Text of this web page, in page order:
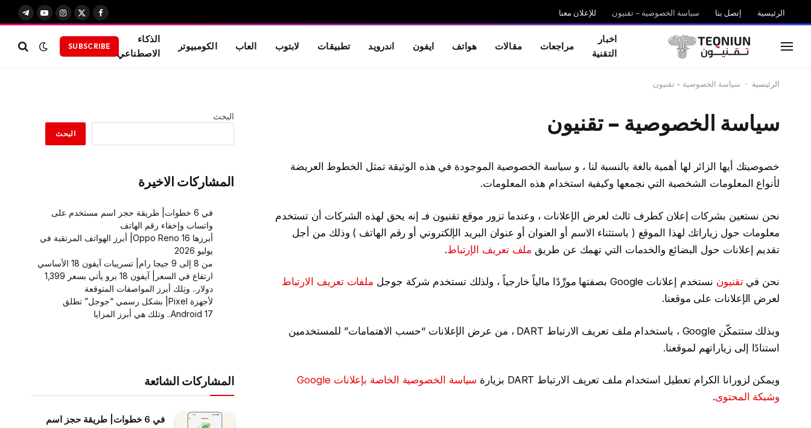
الرئيسية إتصل بنا سياسة الخصوصية – تقنيون للإعلان معنا
فيسبوك
X
الانستغرام
يوتيوبتيلقرام
اخبار
التقنية
مراجعات مقالات هواتف ايفون اندرويد تطبيقات لابتوب العاب الكومبيوتر
الذكاء
الاصطناعي
SUBSCRIBE
الرئيسية - سياسة الخصوصية – تقنيون
سياسة الخصوصية – تقنيون
خصوصيتك أيها الزائر لها أهمية بالغة بالنسبة لنا ، و سياسة الخصوصية الموجودة في هذه الوثيقة تمثل الخطوط العريضة
لأنواع المعلومات الشخصية التي نجمعها وكيفية استخدام هذه المعلومات.
نحن نستعين بشركات إعلان كطرف ثالث لعرض الإعلانات ، وعندما تزور موقع تقنيون فـ إنه يحق لهذه الشركات أن تستخدم
معلومات حول زياراتك لهذا الموقع ( باستثناء الاسم أو العنوان أو عنوان البريد الإلكتروني أو رقم الهاتف ) وذلك من أجل
تقديم إعلانات حول البضائع والخدمات التي تهمك عن طريق ملف تعريف الإرتباط.
نحن فيتقنيون نستخدم إعلانات Google بصفتها مورِّدًا مالياً خارجياً ، ولذلك تستخدم شركة جوجل
ملفات تعريف الارتباط
لعرض الإعلانات على موقعنا.
وبذلك ستتمكّن Google ، باستخدام ملف تعريف الارتباط DART ، من عرض الإعلانات “حسب الاهتمامات” للمستخدمين
استنادًا إلى زياراتهم لموقعنا.
ويمكن لزورانا الكرام تعطيل استخدام ملف تعريف الارتباط DART بزيارة
سياسة الخصوصية الخاصة بإعلانات Google
وشبكة المحتوى.
البحث
البحث
المشاركات الاخيرة
في 6 خطوات| طريقة حجز اسم مستخدم على
واتساب وإخفاء رقم الهاتف
أبرزها Oppo Reno 16| أبرز الهواتف المرتقبة في
يوليو 2026
من 8 إلى 9 جيجا رام| تسريبات آيفون 18 الأساسي
ارتفاع في السعر| آيفون 18 برو يأتي بسعر 1,399
دولار.. وتِلك أبرز المواصفات المتوقعة
لأجهزة Pixel| بشكل رسمي “جوجل” تطلق
Android 17.. وتلك هي أبرز المزايا